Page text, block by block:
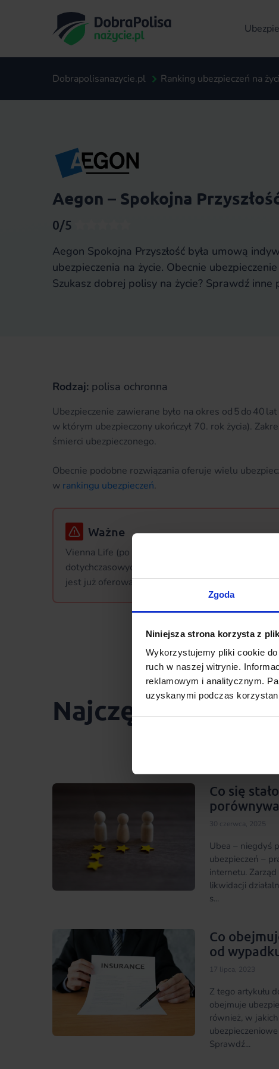
Zgoda
Niniejsza strona korzysta z
Wykorzystujemy pliki cookie
ruch w naszej witrynie.
reklamowym i analitycznym.
uzyskanymi podczas
Dobrapolisanazycie.pl Ranking ubezpieczeń na
Aegon – Spokojna
0/5
Aegon Spokojna Przyszłość była umową
ubezpieczenia na życie. Obecnie
Szukasz dobrej polisy na życie? Sprawdź
Rodzaj: polisa ochronna
Ubezpieczenie zawierane było na okres od 5 do 40
w którym ubezpieczony ukończył 70. rok życia).
śmierci ubezpieczonego.
Obecnie podobne rozwiązania oferuje wielu
w rankingu ubezpieczeń.
Ważne
Vienna Life (po połączeniu z Aegon od 1
dotychczasowych polis „działają bez zmian”.
jest już oferowany nowym klientom.
Najczęściej
Co się
30 czerwca, 2025
Ubea – niegdyś
ubezpieczeń –
internetu. Zarząd
likwidacji
s...
Co
od
17 lipca, 2023
Z tego artykułu
obejmuje
również, w
Sprawdź...